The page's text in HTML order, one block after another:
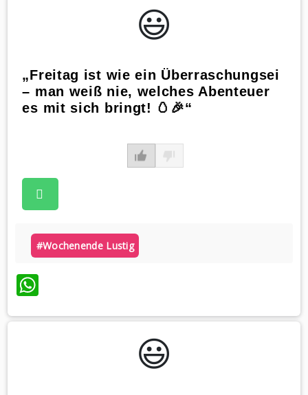
😃️
„Freitag ist wie ein Überraschungsei
– man weiß nie, welches Abenteuer
es mit sich bringt! 🥚🎉“
#wochenende Lustig
WhatsApp
😃️